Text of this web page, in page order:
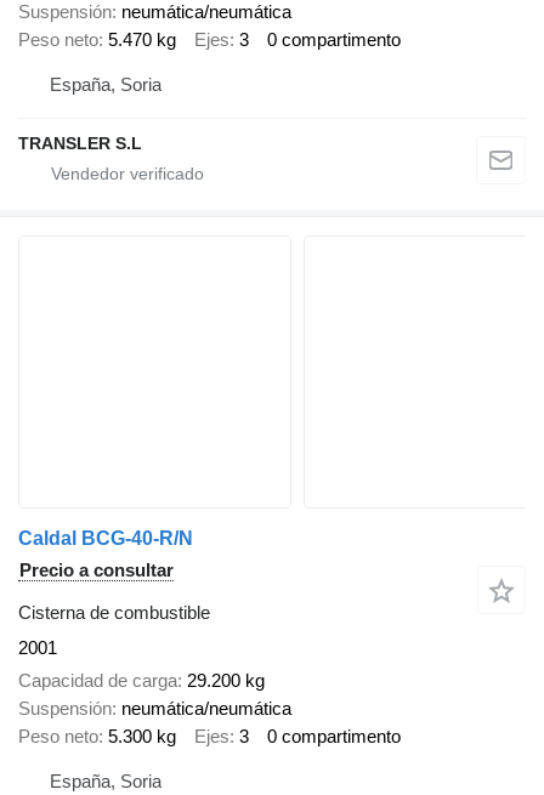
Suspensión neumática/neumática
Peso neto 5.470 kg Ejes 3 0 compartimento
España, Soria
TRANSLER S.L
Caldal BCG-40-R/N
Precio a consultar
Cisterna de combustible
2001
Capacidad de carga 29.200 kg
Suspensión neumática/neumática
Peso neto 5.300 kg Ejes 3 0 compartimento
España, Soria